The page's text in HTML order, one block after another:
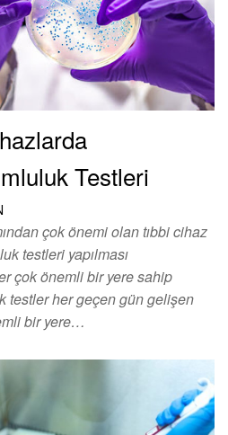
Testleri
çok önemi olan tıbbi cihaz
testleri yapılması
çok önemli bir yere sahip
testler her geçen gün gelişen
bir yere…